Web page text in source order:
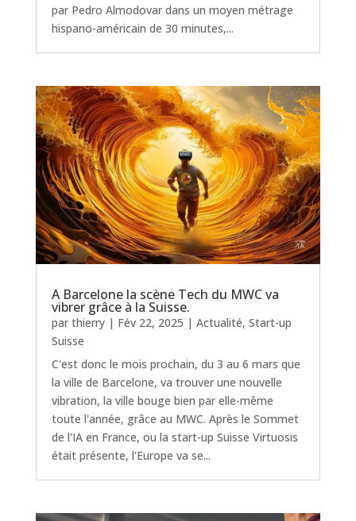
par Pedro Almodovar dans un moyen métrage
hispano-américain de 30 minutes,...
A Barcelone la scène Tech du MWC va
vibrer grâce à la Suisse.
par thierry| Fév 22, 2025 | Actualité, Start-up
Suisse
C'est donc le mois prochain, du 3 au 6 mars que
la ville de Barcelone, va trouver une nouvelle
vibration, la ville bouge bien par elle-même
toute l'année, grâce au MWC. Après le Sommet
de l'IA en France, ou la start-up Suisse Virtuosis
était présente, l'Europe va se...